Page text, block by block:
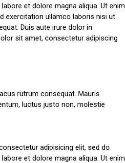
et dolore magna aliqua. Ut enim
exercitation ullamco laboris nisi ut
Duis aute irure dolor in
sit amet, consectetur adipiscing
rutrum consequat. Mauris
luctus justo non, molestie
adipisicing elit, sed do
et dolore magna aliqua. Ut enim